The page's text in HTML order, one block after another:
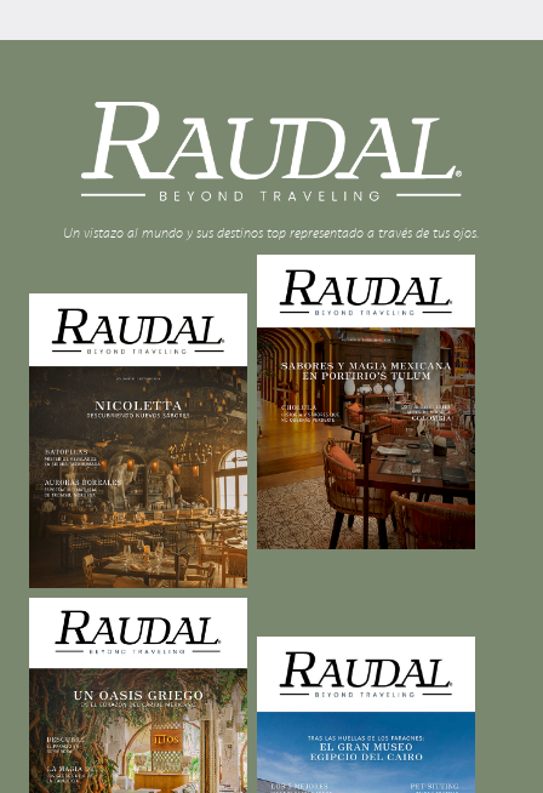
Un vistazo al mundo y sus destinos top representado a través de tus ojos.